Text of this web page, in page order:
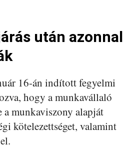
után azonnal
16-án indított fegyelmi
hogy a munkavállaló
a munkaviszony alapját
kötelezettséget, valamint